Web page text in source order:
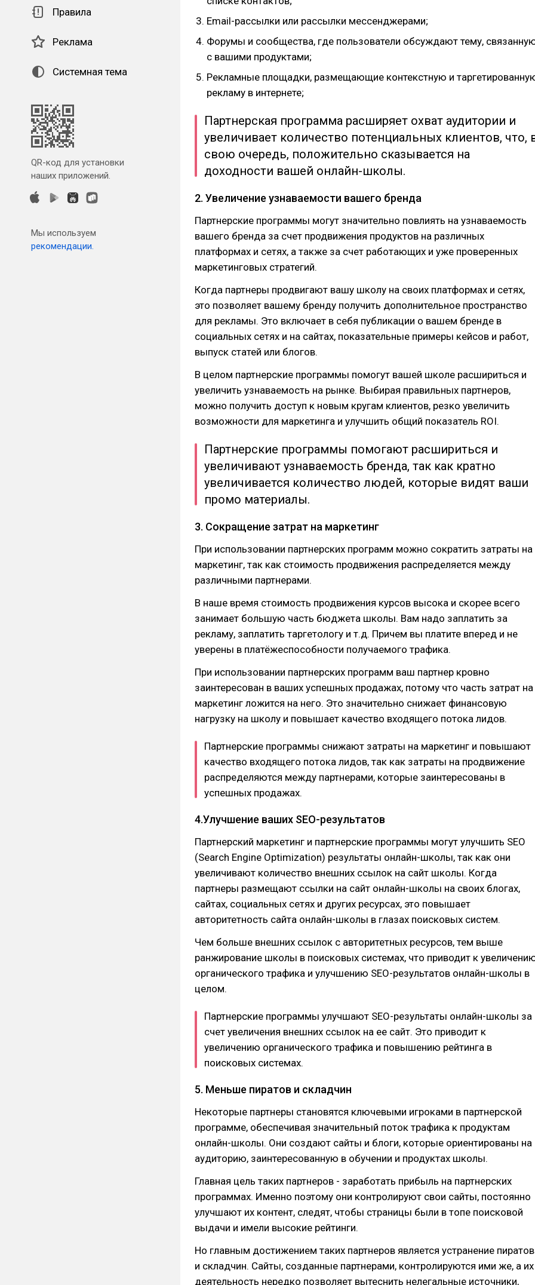
Правила
Реклама
Системная тема
QR-код для установки
наших приложений.
Мы используем
рекомендации.
Email-рассылки или рассылки мессенджерами;
Форумы и сообщества, где пользователи обсуждают тему,
с вашими продуктами;
Рекламные площадки, размещающие контекстную и
рекламу в интернете;
Партнерская программа расширяет охват аудитории и
увеличивает количество потенциальных клиентов, что,
свою очередь, положительно сказывается на
доходности вашей онлайн-школы.
2. Увеличение узнаваемости вашего бренда
Партнерские программы могут значительно повлиять на узнаваемость
вашего бренда за счет продвижения продуктов на различных
платформах и сетях, а также за счет работающих и уже проверенных
маркетинговых стратегий.
Когда партнеры продвигают вашу школу на своих платформах и сетях,
это позволяет вашему бренду получить дополнительное пространство
для рекламы. Это включает в себя публикации о вашем бренде в
социальных сетях и на сайтах, показательные примеры кейсов и работ,
выпуск статей или блогов.
В целом партнерские программы помогут вашей школе расшириться и
увеличить узнаваемость на рынке. Выбирая правильных партнеров,
можно получить доступ к новым кругам клиентов, резко увеличить
возможности для маркетинга и улучшить общий показатель ROI.
Партнерские программы помогают расшириться и
увеличивают узнаваемость бренда, так как кратно
увеличивается количество людей, которые видят ваши
промо материалы.
3. Сокращение затрат на маркетинг
При использовании партнерских программ можно сократить затраты на
маркетинг, так как стоимость продвижения распределяется между
различными партнерами.
В наше время стоимость продвижения курсов высока и скорее всего
занимает большую часть бюджета школы. Вам надо заплатить за
рекламу, заплатить таргетологу и т.д. Причем вы платите вперед и не
уверены в платёжеспособности получаемого трафика.
При использовании партнерских программ ваш партнер кровно
заинтересован в ваших успешных продажах, потому что часть затрат на
маркетинг ложится на него. Это значительно снижает финансовую
нагрузку на школу и повышает качество входящего потока лидов.
Партнерские программы снижают затраты на маркетинг и повышают
качество входящего потока лидов, так как затраты на продвижение
распределяются между партнерами, которые заинтересованы в
успешных продажах.
4.Улучшение ваших SEO-результатов
Партнерский маркетинг и партнерские программы могут улучшить SEO
(Search Engine Optimization) результаты онлайн-школы, так как они
увеличивают количество внешних ссылок на сайт школы. Когда
партнеры размещают ссылки на сайт онлайн-школы на своих блогах,
сайтах, социальных сетях и других ресурсах, это повышает
авторитетность сайта онлайн-школы в глазах поисковых систем.
Чем больше внешних ссылок с авторитетных ресурсов, тем выше
ранжирование школы в поисковых системах, что приводит к
органического трафика и улучшению SEO-результатов онлайн-школы в
целом.
Партнерские программы улучшают SEO-результаты онлайн-школы за
счет увеличения внешних ссылок на ее сайт. Это приводит к
увеличению органического трафика и повышению рейтинга в
поисковых системах.
5. Меньше пиратов и складчин
Некоторые партнеры становятся ключевыми игроками в партнерской
программе, обеспечивая значительный поток трафика к продуктам
онлайн-школы. Они создают сайты и блоги, которые ориентированы на
аудиторию, заинтересованную в обучении и продуктах школы.
Главная цель таких партнеров - заработать прибыль на партнерских
программах. Именно поэтому они контролируют свои сайты, постоянно
улучшают их контент, следят, чтобы страницы были в топе поисковой
выдачи и имели высокие рейтинги.
Но главным достижением таких партнеров является устранение пиратов
и складчин. Сайты, созданные партнерами, контролируются ими же, а их
деятельность нередко позволяет вытеснить нелегальные источники,